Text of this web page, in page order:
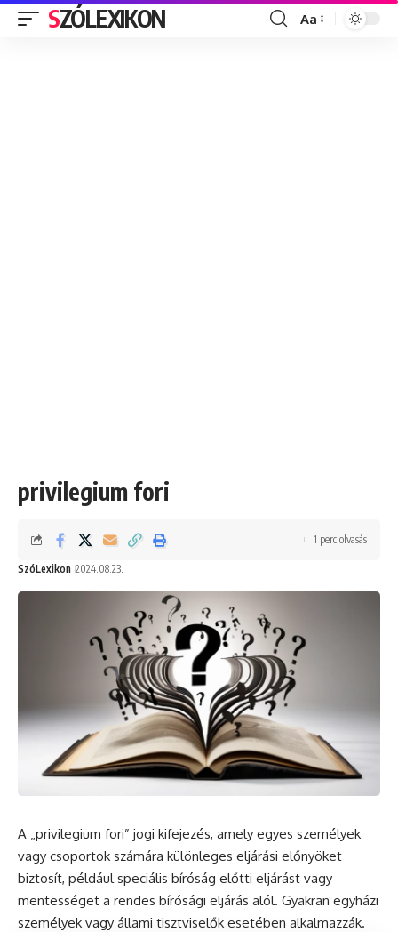
SZÓLEXIKON
Font
Aa
privilegium fori
SzóLexikon 2024.08.23.
1 perc olvasás
A „privilegium fori” jogi kifejezés, amely egyes személyek
vagy csoportok számára különleges eljárási előnyöket
biztosít, például speciális bíróság előtti eljárást vagy
mentességet a rendes bírósági eljárás alól. Gyakran egyházi
személyek vagy állami tisztviselők esetében alkalmazzák.